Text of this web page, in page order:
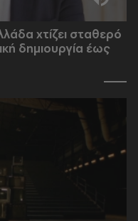
χτίζει σταθερό
δημιουργία έως